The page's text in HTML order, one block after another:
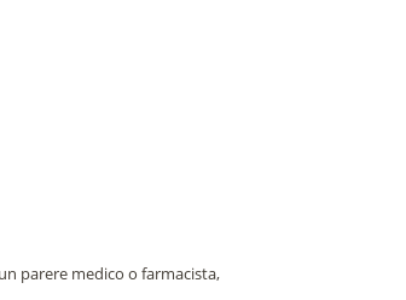
parere medico o farmacista,